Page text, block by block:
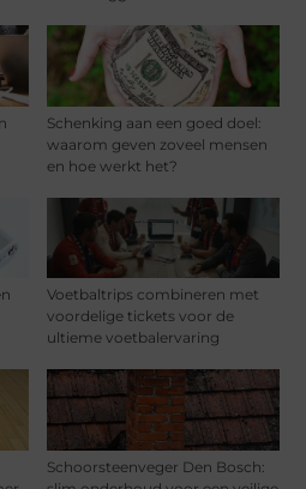
Schenking aan een goed doel:
waarom geven zoveel mensen
en hoe werkt het?
Voetbaltrips combineren met
voordelige tickets voor de
ultieme voetbalervaring
Schoorsteenveger Den Bosch: